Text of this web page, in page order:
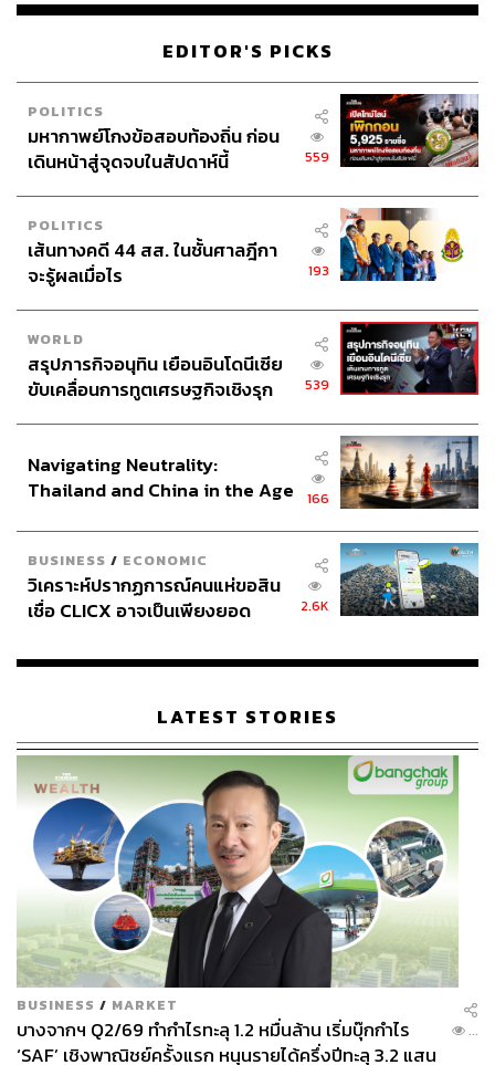
EDITOR'S PICKS
POLITICS
มหากาพย์โกงข้อสอบท้องถิ่น ก่อน
เดินหน้าสู่จุดจบในสัปดาห์นี้
559
POLITICS
เส้นทางคดี 44 สส. ในชั้นศาลฎีกา
จะรู้ผลเมื่อไร
193
WORLD
สรุปภารกิจอนุทิน เยือนอินโดนีเซีย
ขับเคลื่อนการทูตเศรษฐกิจเชิงรุก
539
Navigating Neutrality:
Thailand and China in the Age
166
BUSINESS / ECONOMIC
วิเคราะห์ปรากฏการณ์คนแห่ขอสิน
เชื่อ CLICX อาจเป็นเพียงยอด
เรือนไทยที่ถูกซุกไว้
2.6K
LATEST STORIES
BUSINESS / MARKET
บางจากฯ Q2/69 ทำกำไรทะลุ 1.2 หมื่นล้าน เริ่มบุ๊กกำไร
‘SAF’ เชิงพาณิชย์ครั้งแรก หนุนรายได้ครึ่งปีทะลุ 3.2 แสน
...